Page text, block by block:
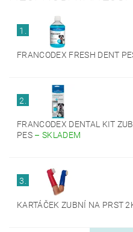
1.
FRANCODEX FRESH DENT
2.
FRANCODEX DENTAL KIT
PES –SKLADEM
3.
KARTÁČEK ZUBNÍ NA PRST